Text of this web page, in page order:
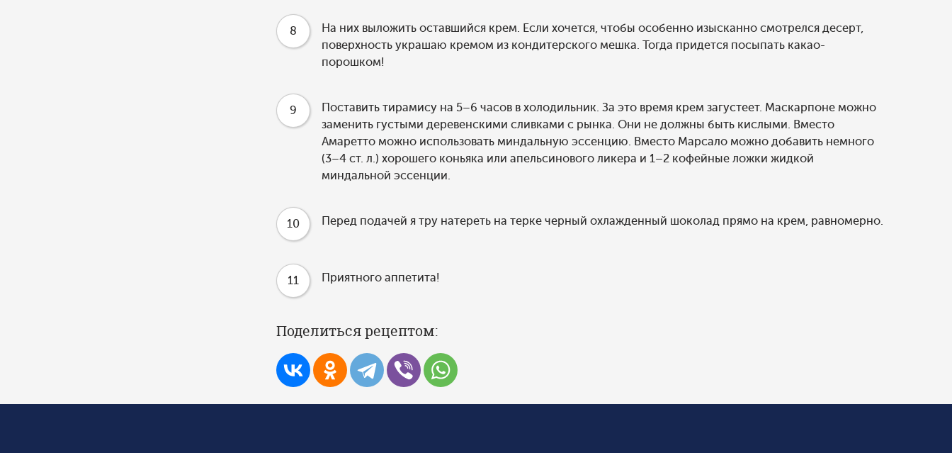
8
На них выложить оставшийся крем. Если хочется, чтобы особенно изысканно смотрелся десерт,
поверхность украшаю кремом из кондитерского мешка. Тогда придется посыпать какао-
порошком!
9
Поставить тирамису на 5–6 часов в холодильник. За это время крем загустеет. Маскарпоне можно
заменить густыми деревенскими сливками с рынка. Они не должны быть кислыми. Вместо
Амаретто можно использовать миндальную эссенцию. Вместо Марсало можно добавить немного
(3–4 ст. л.) хорошего коньяка или апельсинового ликера и 1–2 кофейные ложки жидкой
миндальной эссенции.
10 Перед подачей я тру натереть на терке черный охлажденный шоколад прямо на крем, равномерно.
11 Приятного аппетита!
Поделиться рецептом: